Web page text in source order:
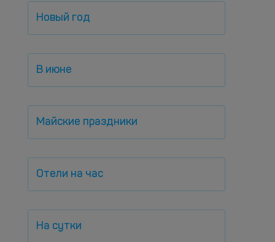
Новый год
В июне
Майские праздники
Отели на час
На сутки